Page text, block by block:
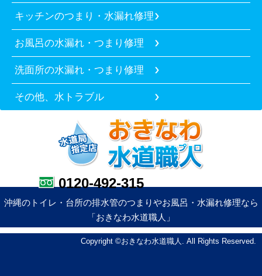
キッチンのつまり・水漏れ修理
お風呂の水漏れ・つまり修理
洗面所の水漏れ・つまり修理
その他、水トラブル
0120-492-315
沖縄のトイレ・台所の排水管のつまりやお風呂・水漏れ修理なら
「おきなわ水道職人」
Copyright ©おきなわ水道職人. All Rights Reserved.